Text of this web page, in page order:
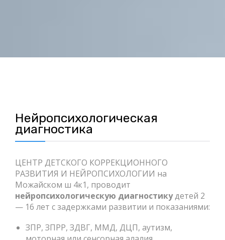
Нейропсихологическая
диагностика
ЦЕНТР ДЕТСКОГО КОРРЕКЦИОННОГО
РАЗВИТИЯ И НЕЙРОПСИХОЛОГИИ на
Можайском ш 4к1, проводит
нейропсихологическую диагностикудетей 2
— 16 лет с задержками развитии и показаниями:
ЗПР, ЗПРР, ЗДВГ, ММД, ДЦП, аутизм,